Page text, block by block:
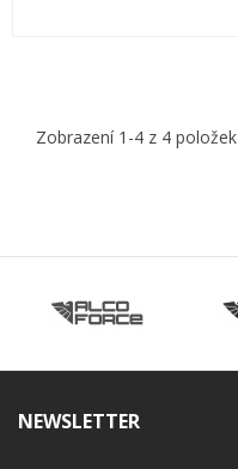
Zobrazení 1-4 z 4 položek
NEWSLETTER